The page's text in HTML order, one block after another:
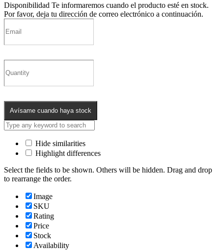
Disponibilidad Te informaremos cuando el producto esté en stock.
Por favor, deja tu dirección de correo electrónico a continuación.
Avísame cuando haya stock
Hide similarities
Highlight differences
Select the fields to be shown. Others will be hidden. Drag and drop
to rearrange the order.
Image
SKU
Rating
Price
Stock
Availability